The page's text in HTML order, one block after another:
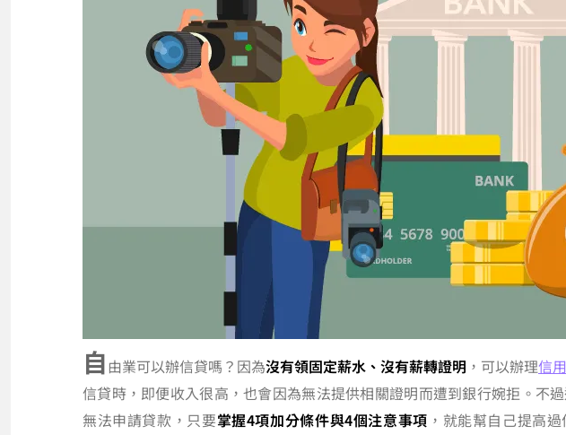
自由業可以辦信貸嗎？因為沒有領固定薪水、沒有薪轉證明 ，可以辦理信
信貸時，即便收入很高，也會因為無法提供相關證明而遭到銀行婉拒。不
無法申請貸款，只要掌握4項加分條件與4個注意事項 ，就能幫自己提高